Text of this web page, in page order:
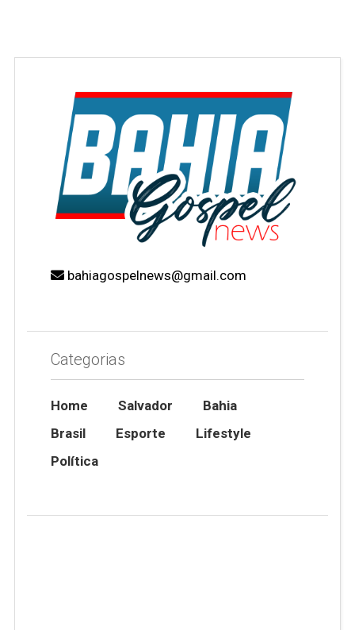
bahiagospelnews@gmail.com
Categorias
Home Salvador
Bahia
Brasil
Esporte
Lifestyle
Política